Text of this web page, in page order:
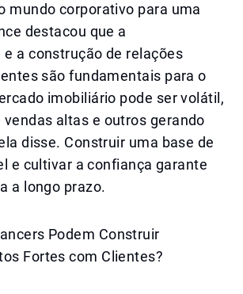
mundo corporativo para uma
destacou que a
e a construção de relações
são fundamentais para o
imobiliário pode ser volátil,
altas e outros gerando
disse. Construir uma base de
e cultivar a confiança garante
a longo prazo.
Podem Construir
Fortes com Clientes?